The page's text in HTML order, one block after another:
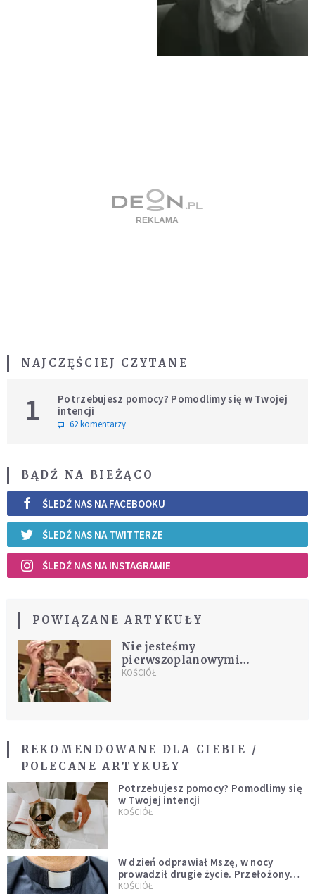
NAJCZĘŚCIEJ CZYTANE
1
Potrzebujesz pomocy? Pomodlimy się w Twojej
intencji
62 komentarzy
BĄDŹ NA BIEŻĄCO
ŚLEDŹ NAS NA FACEBOOKU
ŚLEDŹ NAS NA TWITTERZE
ŚLEDŹ NAS NA INSTAGRAMIE
POWIĄZANE ARTYKUŁY
Nie jesteśmy
pierwszoplanowymi
bohaterami celebracji
KOŚCIÓŁ
REKOMENDOWANE DLA CIEBIE /
POLECANE ARTYKUŁY
Potrzebujesz pomocy? Pomodlimy się
w Twojej intencji
KOŚCIÓŁ
W dzień odprawiał Mszę, w nocy
prowadził drugie życie. Przełożony
kazał mu opuścić zakon
KOŚCIÓŁ